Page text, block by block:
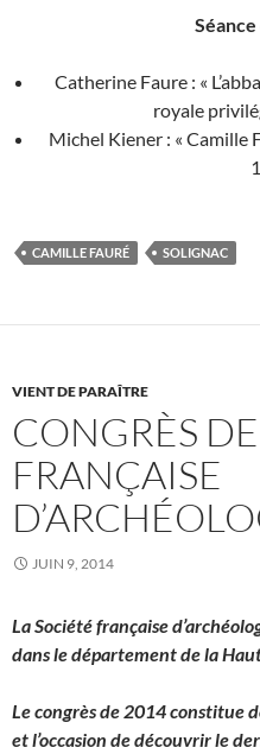
Catherine Faure : «
royale
Michel Kiener : « Camille
CAMILLE FAURÉ SOLIGNAC
VIENT DE PARAÎTRE
CONGRÈS
FRANÇAISE
JUIN 9, 2014
La Société française
dans le département de la
Le congrès de 2014 constitue
et l’occasion de découvrir le